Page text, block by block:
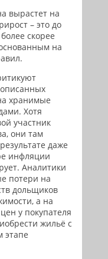
вырастет на
– это до
скорее
на
хранимые
Хотя
участник
они там
даже
инфляции
Аналитики
потери на
дольщиков
а на
у покупателя
жильё с
этапе